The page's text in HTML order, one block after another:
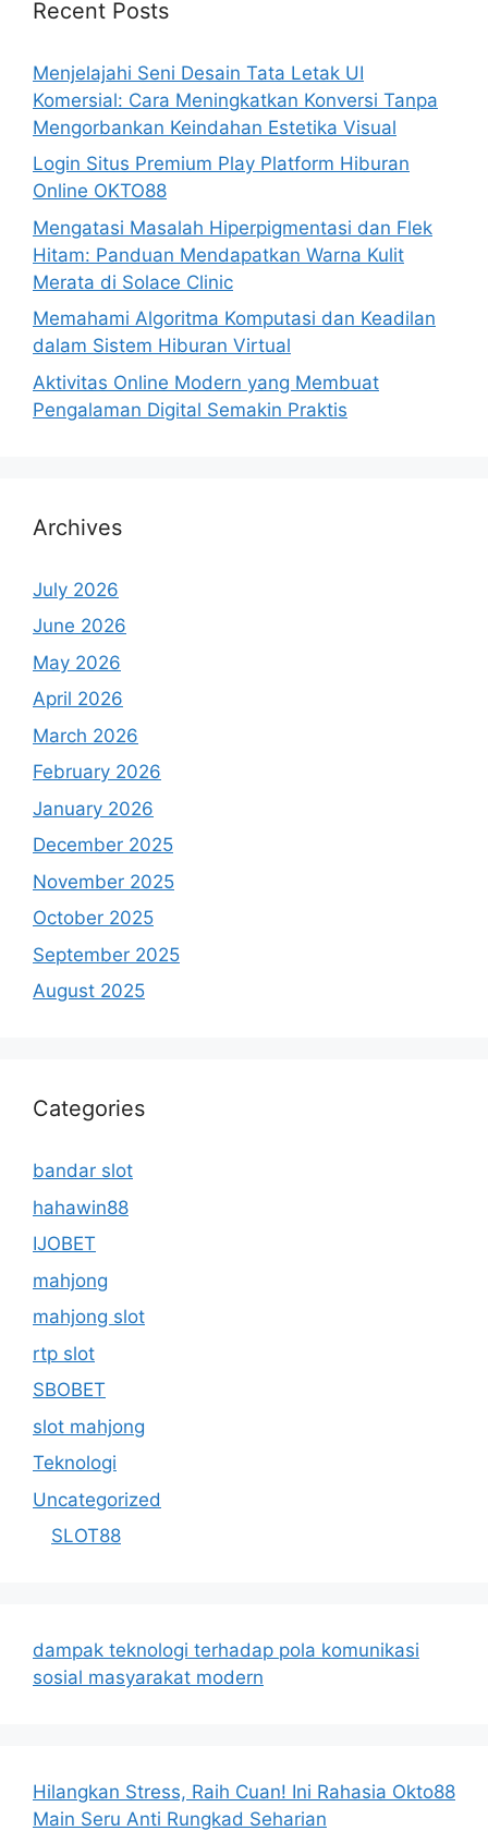
Recent Posts
Menjelajahi Seni Desain Tata Letak UI
Komersial: Cara Meningkatkan Konversi Tanpa
Mengorbankan Keindahan Estetika Visual
Login Situs Premium Play Platform Hiburan
Online OKTO88
Mengatasi Masalah Hiperpigmentasi dan Flek
Hitam: Panduan Mendapatkan Warna Kulit
Merata di Solace Clinic
Memahami Algoritma Komputasi dan Keadilan
dalam Sistem Hiburan Virtual
Aktivitas Online Modern yang Membuat
Pengalaman Digital Semakin Praktis
Archives
July 2026
June 2026
May 2026
April 2026
March 2026
February 2026
January 2026
December 2025
November 2025
October 2025
September 2025
August 2025
Categories
bandar slot
hahawin88
IJOBET
mahjong
mahjong slot
rtp slot
SBOBET
slot mahjong
Teknologi
Uncategorized
SLOT88
dampak teknologi terhadap pola komunikasi
sosial masyarakat modern
Hilangkan Stress, Raih Cuan! Ini Rahasia Okto88
Main Seru Anti Rungkad Seharian